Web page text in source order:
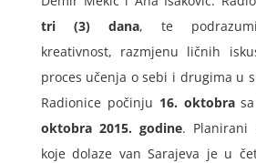
tri (3) dana, te
kreativnost, razmjenu ličnih
proces učenja o sebi i drugima u
Radionice počinju 16. oktobrasa
oktobra 2015. godine. Planirani
koje dolaze van Sarajeva je u